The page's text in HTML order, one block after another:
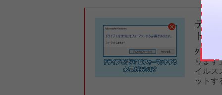
デー
トす
外付け
ります
イルス
ットす